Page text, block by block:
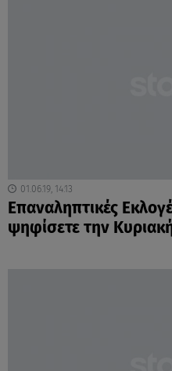
01.06.19, 14:13
Επαναληπτικές
ψηφίσετε την